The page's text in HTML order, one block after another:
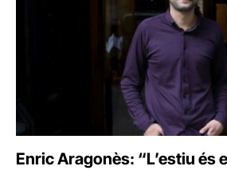
Enric Aragonès: “L’estiu és